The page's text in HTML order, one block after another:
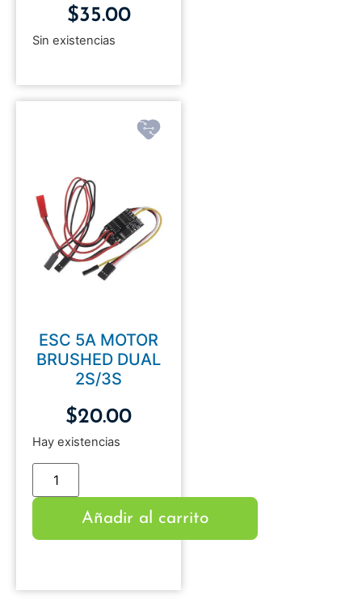
$35.00
Sin existencias
ESC 5A MOTOR
BRUSHED DUAL
2S/3S
$20.00
Hay existencias
Añadir al carrito